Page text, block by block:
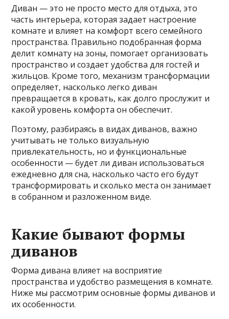
Диван — это не просто место для отдыха, это
часть интерьера, которая задает настроение
комнате и влияет на комфорт всего семейного
пространства. Правильно подобранная форма
делит комнату на зоны, помогает организовать
пространство и создает удобства для гостей и
жильцов. Кроме того, механизм трансформации
определяет, насколько легко диван
превращается в кровать, как долго прослужит и
какой уровень комфорта он обеспечит.
Поэтому, разбираясь в видах диванов, важно
учитывать не только визуальную
привлекательность, но и функциональные
особенности — будет ли диван использоваться
ежедневно для сна, насколько часто его будут
трансформировать и сколько места он занимает
в собранном и разложенном виде.
Какие бывают формы
диванов
Форма дивана влияет на восприятие
пространства и удобство размещения в комнате.
Ниже мы рассмотрим основные формы диванов и
их особенности.